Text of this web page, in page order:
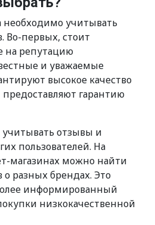
учитывать
Во-первых, стоит
на репутацию
и уважаемые
высокое качество
гарантию
учитывать отзывы и
пользователей. На
магазинах можно найти
разных брендах. Это
информированный
низкокачественной